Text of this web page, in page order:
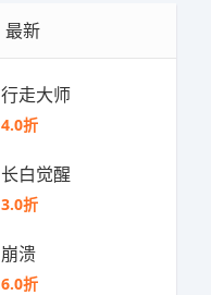
最新
行走大师
4.0折
长白觉醒
3.0折
崩溃
6.0折